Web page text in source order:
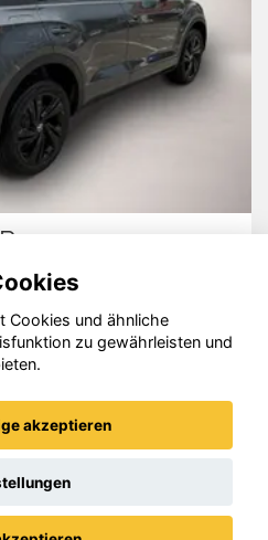
Cupra Formentor
GmbH 2020 - 2026
Cookies und ähnliche
zu gewährleisten und
akzeptieren